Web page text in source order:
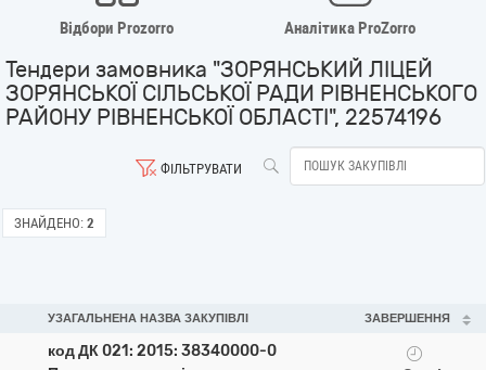
Відбори Prozorro Аналітика ProZorro
Тендери замовника "ЗОРЯНСЬКИЙ ЛІЦЕЙ
ЗОРЯНСЬКОЇ СІЛЬСЬКОЇ РАДИ РІВНЕНСЬКОГО
РАЙОНУ РІВНЕНСЬКОЇ ОБЛАСТІ", 22574196
ФІЛЬТРУВАТИ
ЗНАЙДЕНО: 2
УЗАГАЛЬНЕНА НАЗВА ЗАКУПІВЛІ ЗАВЕРШЕННЯ
код ДК 021: 2015: 38340000-0